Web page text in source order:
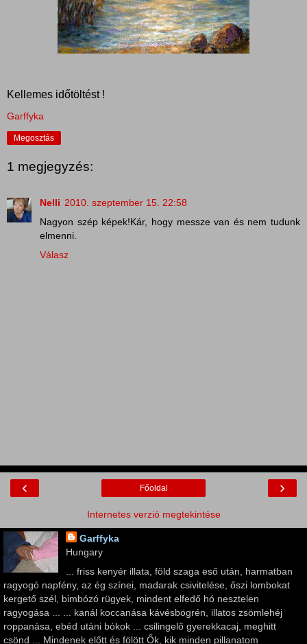
Kellemes időtöltést !
Garffyka
Megosztás
1 megjegyzés:
Nelli 2010. szeptember 15. 22:58
Nagyon szép képek!Kár, hogy messze van és nem tudunk
elmenni.
Válasz
‹ ›
Főoldal
Internetes verzió megtekintése
Garffyka
Hungary
... friss kenyér illata, föld szaga eső után, harmatban
ragyogó napfény, az ég színei, madarak csivitelése, őszi lombokat
kergető szél, bimbózó rügyek, mindent elfedő hó nesztelen
ragyogása ... ... kanál koccanása kávésbögrén, illatos zsömlehéj
roppanása, ebéd utáni bókok ... csilingelő gyerekkacaj, meghitt
csönd ... Mindenek előtt és fölött Ők, kik minden pillanatom